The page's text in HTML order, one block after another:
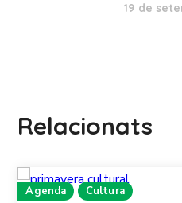
19 de
Relacionats
Agenda Cultura